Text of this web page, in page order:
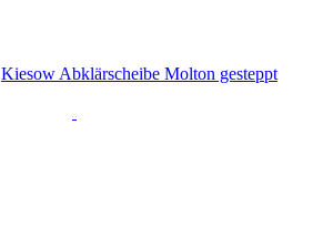
Kiesow Abklärscheibe Molton gesteppt